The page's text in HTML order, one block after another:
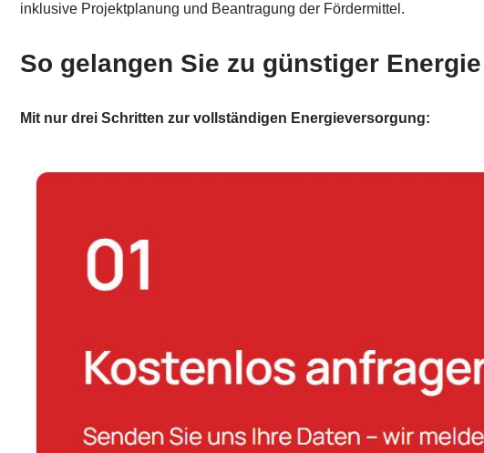
inklusive Projektplanung und Beantragung der Fördermittel.
So gelangen Sie zu günstiger Energie
Mit nur drei Schritten zur vollständigen Energieversorgung: